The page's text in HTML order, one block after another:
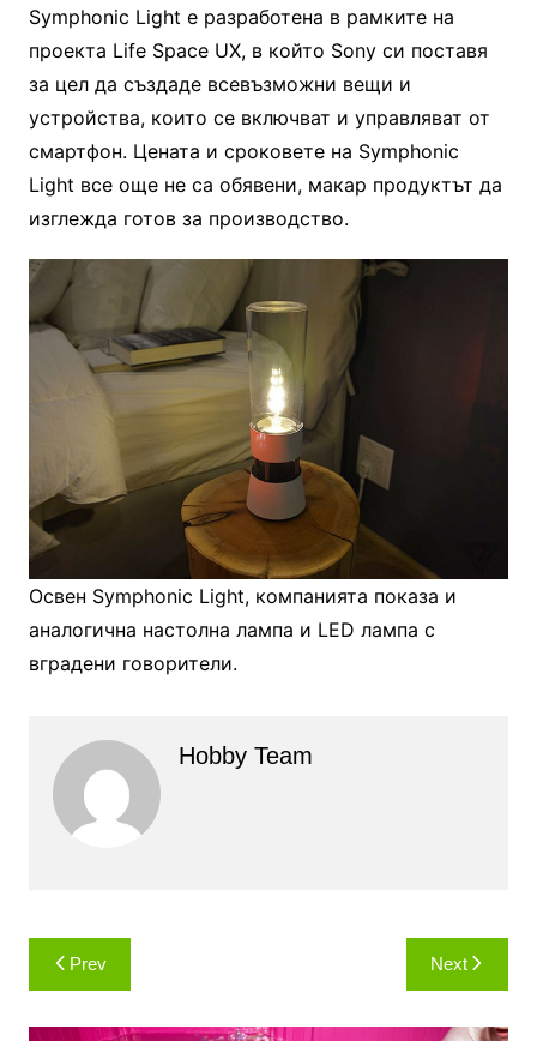
Symphonic Light е разработена в рамките на
проекта Life Space UX, в който Sony си поставя
за цел да създаде всевъзможни вещи и
устройства, които се включват и управляват от
смартфон. Цената и сроковете на Symphonic
Light все още не са обявени, макар продуктът да
изглежда готов за производство.
Освен Symphonic Light, компанията показа и
аналогична настолна лампа и LED лампа с
вградени говорители.
Hobby Team
Навигация
Prev Next